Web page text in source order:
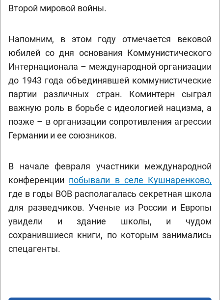
Второй мировой войны.
Напомним, в этом году отмечается вековой
юбилей со дня основания Коммунистического
Интернационала – международной организации
до 1943 года объединявшей коммунистические
партии различных стран. Коминтерн сыграл
важную роль в борьбе с идеологией нацизма, а
позже – в организации сопротивления агрессии
Германии и ее союзников.
В начале февраля участники международной
конференции побывали в селе Кушнаренково,
где в годы ВОВ располагалась секретная школа
для разведчиков. Ученые из России и Европы
увидели и здание школы, и чудом
сохранившиеся книги, по которым занимались
спецагенты.